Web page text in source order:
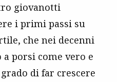
giovanotti
i primi passi su
che nei decenni
porsi come vero e
di far crescere